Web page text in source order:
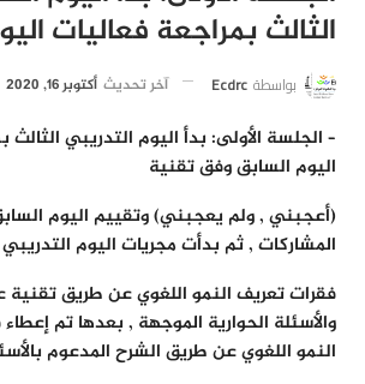
الثالث بمراجعة فعاليات
بواسطة Ecdrc آخر تحديث أكتوبر 16, 2020
– الجلسة الأولى: بدأ اليوم التدريبي الثالث
اليوم السابق وفق تقنية
(أعجبني , ولم يعجبني) وتقييم اليوم
المشاركات , ثم بدأت مجريات اليوم
فقرات تعريف النمو اللغوي عن طريق تقنية
والأسئلة الحوارية الموجهة , بعدها تم
النمو اللغوي عن طريق الشرح المدعوم